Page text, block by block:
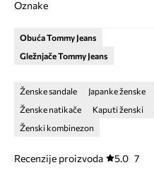
Oznake
Obuća Tommy Jeans
Gležnjače Tommy Jeans
Ženske sandale Japanke ženske
Ženske natikače
Kaputi ženski
Ženski kombinezon
Recenzije proizvoda 5.0 7